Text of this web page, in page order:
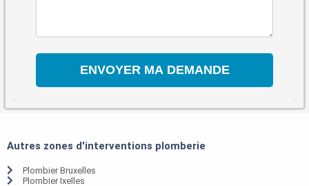
Autres zones d'interventions plomberie
Plombier Bruxelles
Plombier Ixelles